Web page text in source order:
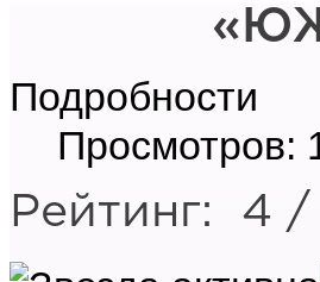
Подробности
Просмотров:
Рейтинг: 4 /